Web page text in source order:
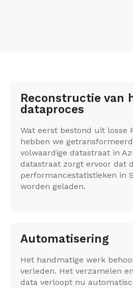
Reconstructie van
dataproces
Wat eerst bestond uit losse
hebben we
volwaardige datastraat in
datastraat zorgt ervoor dat
performancestatistieken in
worden geladen.
Automatisering
Het handmatige werk
verleden. Het verzamelen
data verloopt nu